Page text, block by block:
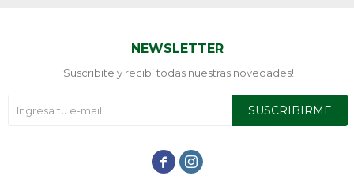
NEWSLETTER
¡Suscribite y recibí todas nuestras novedades!
SUSCRIBIRME
 